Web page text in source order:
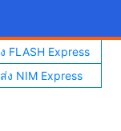
FLASH Express
ง NIM Express